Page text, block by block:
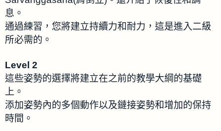
息。
通過練習，您將建立持續力和耐力，這是進入二級
所必需的。
Level 2
這些姿勢的選擇將建立在之前的教學大綱的基礎
上。
添加姿勢內的多個動作以及鏈接姿勢和增加的保持
時間。